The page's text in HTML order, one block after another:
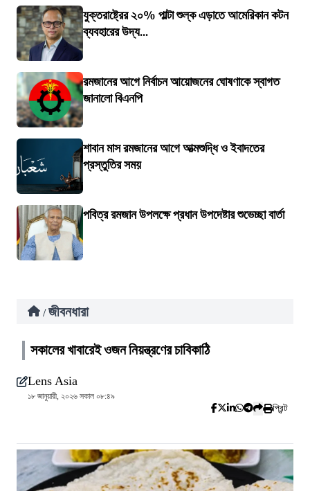
যুক্তরাষ্ট্রের ২০% পাল্টা শুল্ক এড়াতে আমেরিকান কটন
ব্যবহারের উদ্য...
রমজানের আগে নির্বাচন আয়োজনের ঘোষণাকে স্বাগত
জানালো বিএনপি
শাবান মাস রমজানের আগে আত্মশুদ্ধি ও ইবাদতের
প্রস্তুতির সময়
পবিত্র রমজান উপলক্ষে প্রধান উপদেষ্টার শুভেচ্ছা বার্তা
/ জীবনধারা
সকালের খাবারেই ওজন নিয়ন্ত্রণের চাবিকাঠি
Lens Asia
১৮ জানুয়ারী, ২০২৬ সকাল ০৮:৪৯
প্রিন্ট